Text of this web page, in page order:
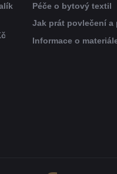
Péče o bytový textil
Jak prát povlečení a
Informace o